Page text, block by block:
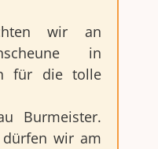
wir an
in
für die tolle
Burmeister.
dürfen wir am